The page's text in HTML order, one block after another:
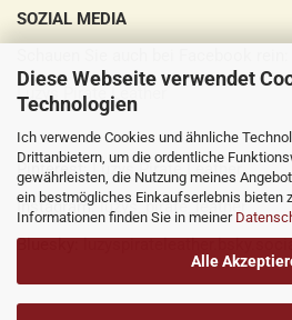
Diese Webseite verwendet
Technologien
Ich verwende Cookies und ähnliche
Drittanbietern, um die ordentliche
gewährleisten, die Nutzung meines
ein bestmögliches Einkaufserlebnis bieten
Informationen finden Sie in meiner
Alle
SOZIAL MEDIA
Luzys Pirate Leather
Pinterest:Luzys Pirate Leather
Instagram:luzys_pirate_leather
Bluesky: